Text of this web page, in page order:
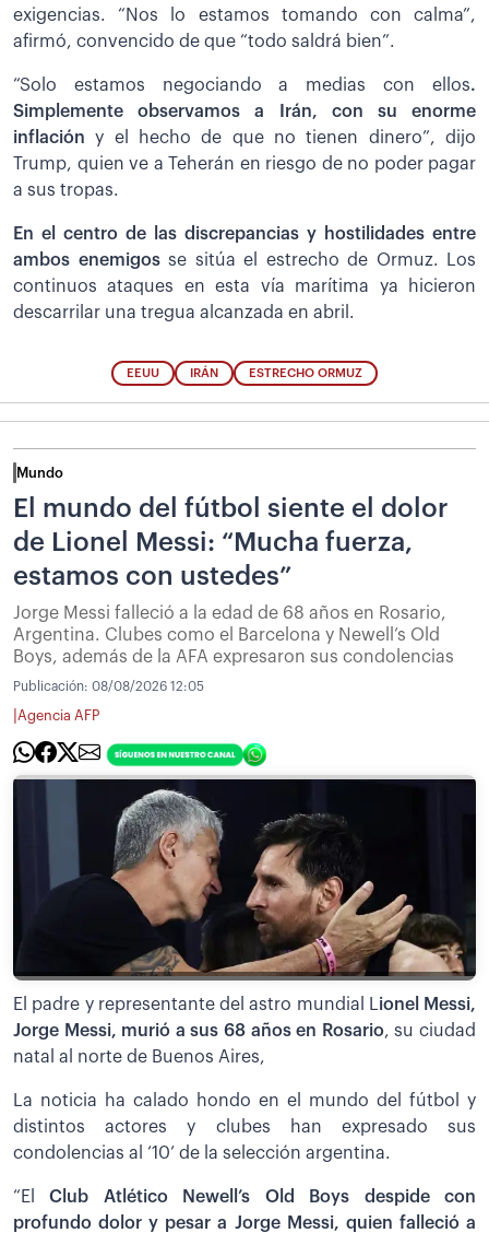
exigencias. “Nos lo estamos tomando con calma”,
afirmó, convencido de que “todo saldrá bien”.
“Solo estamos negociando a medias con ellos.
Simplemente observamos a Irán, con su enorme
inflación y el hecho de que no tienen dinero”, dijo
Trump, quien ve a Teherán en riesgo de no poder pagar
a sus tropas.
En el centro de las discrepancias y hostilidades entre
ambos enemigosse sitúa el estrecho de Ormuz. Los
continuos ataques en esta vía marítima ya hicieron
descarrilar una tregua alcanzada en abril.
EEUU IRÁN ESTRECHO ORMUZ
Mundo
El mundo del fútbol siente el dolor
de Lionel Messi: “Mucha fuerza,
estamos con ustedes”
Jorge Messi falleció a la edad de 68 años en Rosario,
Argentina. Clubes como el Barcelona y Newell’s Old
Boys, además de la AFA expresaron sus condolencias
Publicación: 08/08/2026 12:05
Agencia AFP
El padre y representante del astro mundial Lionel Messi,
Jorge Messi, murió a sus 68 años en Rosario, su ciudad
natal al norte de Buenos Aires,
La noticia ha calado hondo en el mundo del fútbol y
distintos actores y clubes han expresado sus
condolencias al ‘10’ de la selección argentina.
“El
Club Atlético Newell’s Old Boys despide con
profundo dolor y pesar a Jorge Messi, quien falleció a